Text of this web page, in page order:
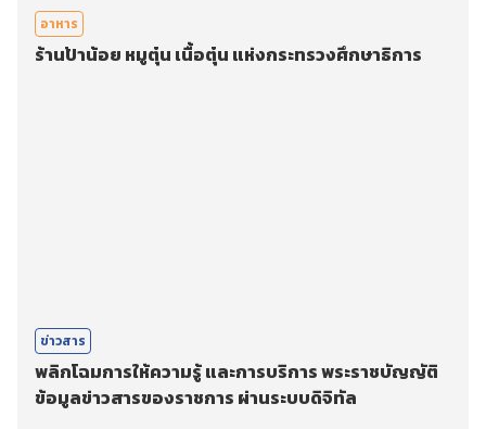
อาหาร
ร้านป้าน้อย หมูตุ๋น เนื้อตุ๋น แห่งกระทรวงศึกษาธิการ
ข่าวสาร
พลิกโฉมการให้ความรู้ และการบริการ พระราชบัญญัติ
ข้อมูลข่าวสารของราชการ ผ่านระบบดิจิทัล